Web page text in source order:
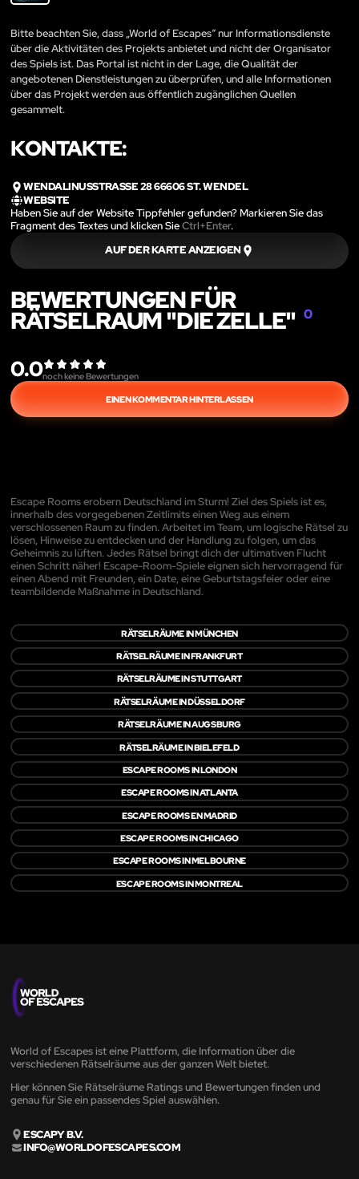
Bitte beachten Sie, dass „World of Escapes“ nur Informationsdienste
über die Aktivitäten des Projekts anbietet und nicht der Organisator
des Spiels ist. Das Portal ist nicht in der Lage, die Qualität der
angebotenen Dienstleistungen zu überprüfen, und alle Informationen
über das Projekt werden aus öffentlich zugänglichen Quellen
gesammelt.
KONTAKTE:
WENDALINUSSTRASSE 28 66606 ST. WENDEL
WEBSITE
Haben Sie auf der Website Tippfehler gefunden? Markieren Sie das
Fragment des Textes und klicken SieCtrl+Enter.
AUF DER KARTE ANZEIGEN
BEWERTUNGEN FÜR
RÄTSELRAUM "DIE ZELLE" 0
0.0noch keine Bewertungen
EINEN KOMMENTAR HINTERLASSEN
Escape Rooms erobern Deutschland im Sturm! Ziel des Spiels ist es,
innerhalb des vorgegebenen Zeitlimits einen Weg aus einem
verschlossenen Raum zu finden. Arbeitet im Team, um logische Rätsel zu
lösen, Hinweise zu entdecken und der Handlung zu folgen, um das
Geheimnis zu lüften. Jedes Rätsel bringt dich der ultimativen Flucht
einen Schritt näher! Escape-Room-Spiele eignen sich hervorragend für
einen Abend mit Freunden, ein Date, eine Geburtstagsfeier oder eine
teambildende Maßnahme in Deutschland.
RÄTSELRÄUME IN MÜNCHEN
RÄTSELRÄUME IN FRANKFURT
RÄTSELRÄUME IN STUTTGART
RÄTSELRÄUME IN DÜSSELDORF
RÄTSELRÄUME IN AUGSBURG
RÄTSELRÄUME IN BIELEFELD
ESCAPE ROOMS IN LONDON
ESCAPE ROOMS IN ATLANTA
ESCAPE ROOMS EN MADRID
ESCAPE ROOMS IN CHICAGO
ESCAPE ROOMS IN MELBOURNE
ESCAPE ROOMS IN MONTREAL
World of Escapes ist eine Plattform, die Information über die
verschiedenen Rätselräume aus der ganzen Welt bietet.
Hier können Sie Rätselräume Ratings und Bewertungen finden und
genau für Sie ein passendes Spiel auswählen.
ESCAPY B.V.
INFO@WORLDOFESCAPES.COM